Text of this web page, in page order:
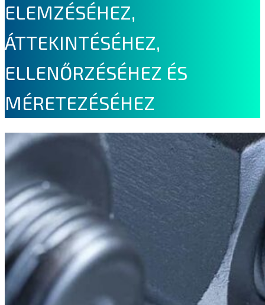
ELEMZÉSÉHEZ,
ÁTTEKINTÉSÉHEZ,
ELLENŐRZÉSÉHEZ ÉS
MÉRETEZÉSÉHEZ